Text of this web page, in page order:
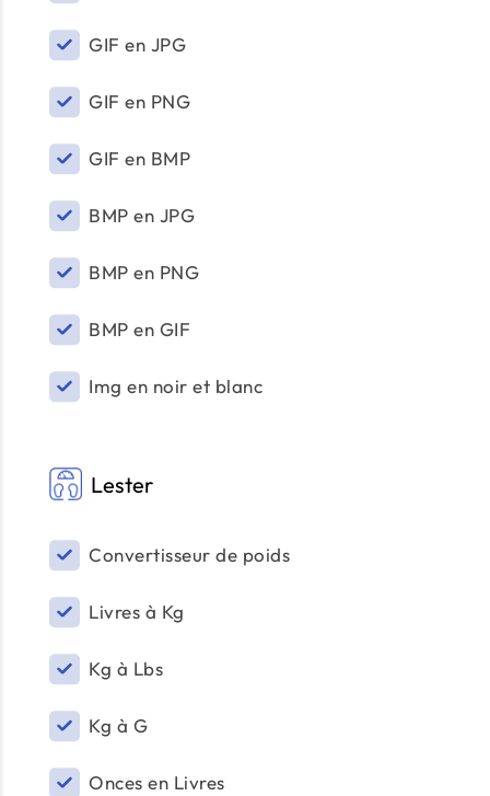
GIF en JPG
GIF en PNG
GIF en BMP
BMP en JPG
BMP en PNG
BMP en GIF
Img en noir et blanc
Lester
Convertisseur de poids
Livres à Kg
Kg à Lbs
Kg à G
Onces en Livres